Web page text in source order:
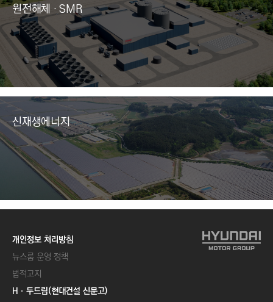
원전해체 · SMR
신재생에너지
개인정보 처리방침
뉴스룸 운영 정책
법적고지
Hㆍ두드림(현대건설 신문고)